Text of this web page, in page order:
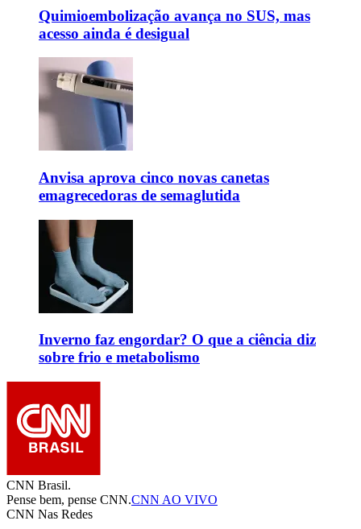
Quimioembolização avança no SUS, mas
acesso ainda é desigual
Anvisa aprova cinco novas canetas
emagrecedoras de semaglutida
Inverno faz engordar? O que a ciência diz
sobre frio e metabolismo
CNN Brasil.
Pense bem, pense CNN.CNN AO VIVO
CNN Nas Redes